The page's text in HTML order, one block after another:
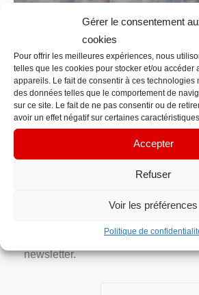
Gérer le consentement
cookies
Pour offrir les meilleures expériences, nous
telles que les cookies pour stocker et/ou accéder
appareils. Le fait de consentir à ces technologies
des données telles que le comportement de
sur ce site. Le fait de ne pas consentir ou de
avoir un effet négatif sur certaines
Accepter
Refuser
Voir les préférences
Politique de
Fichier média précédent
Contact Info
contacts@em-manuelle.fr
envoyer notre newsletter et des
utiliser le lien de désabonnement
newsletter.